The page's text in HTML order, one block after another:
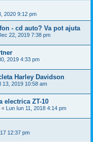
2020 9:12 pm
- cd auto? Va pot ajuta
22, 2019 7:38 pm
2019 4:33 pm
Harley Davidson
13, 2019 10:58 am
electrica ZT-10
« Lun Iun 11, 2018 4:14 pm
12:37 pm